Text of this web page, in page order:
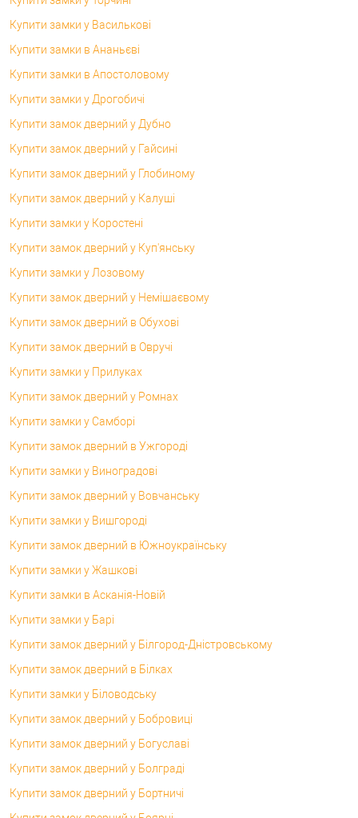
Купити замки у Василькові
Купити замки в Ананьєві
Купити замки в Апостоловому
Купити замки у Дрогобичі
Купити замок дверний у Дубно
Купити замок дверний у Гайсині
Купити замок дверний у Глобиному
Купити замок дверний у Калуші
Купити замки у Коростені
Купити замок дверний у Куп'янську
Купити замки у Лозовому
Купити замок дверний у Немішаєвому
Купити замок дверний в Обухові
Купити замок дверний в Овручі
Купити замки у Прилуках
Купити замок дверний у Ромнах
Купити замки у Самборі
Купити замок дверний в Ужгороді
Купити замки у Виноградові
Купити замок дверний у Вовчанську
Купити замки у Вишгороді
Купити замок дверний в Южноукраїнську
Купити замки у Жашкові
Купити замки в Асканія-Новій
Купити замки у Барі
Купити замок дверний у Білгород-Дністровському
Купити замок дверний в Білках
Купити замки у Біловодську
Купити замок дверний у Бобровиці
Купити замок дверний у Богуславі
Купити замок дверний у Болграді
Купити замок дверний у Бортничі